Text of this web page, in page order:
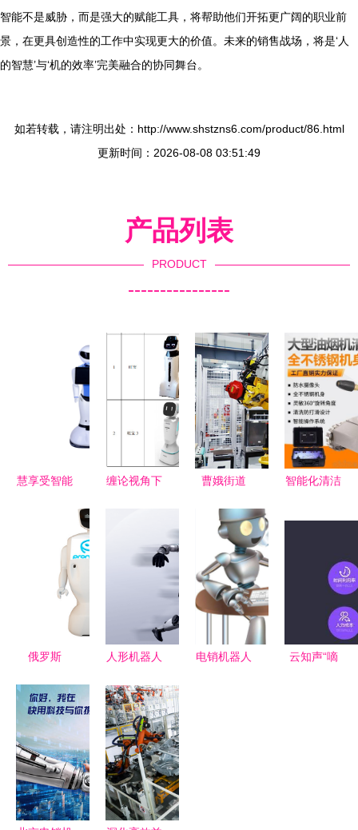
智能不是威胁，而是强大的赋能工具，将帮助他们开拓更广阔的职业前
景，在更具创造性的工作中实现更大的价值。未来的销售战场，将是‘人
的智慧’与‘机的效率’完美融合的协同舞台。
如若转载，请注明出处：http://www.shstzns6.com/product/86.html
更新时间：2026-08-08 03:51:49
产品列表
PRODUCT
----------------
慧享受智能
销与迎宾服
务的智能新
缠论视角下
线中解构服
曹娥街道
高质量集群
发展，智能
机器人销售
成新引擎
智能化清洁
机器人的市
售策略
俄罗斯
智能机器人
销售的新时
代
人形机器人
发式增长
2030年或
破34万台的
智能销售新
共识
电销机器人
云知声“嘀